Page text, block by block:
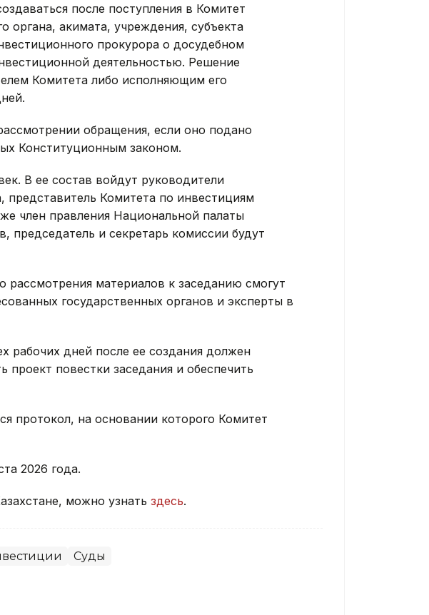
после поступления в Комитет
органа, акимата, учреждения, субъекта
прокурора о досудебном
деятельностью. Решение
Комитета либо исполняющим его
обращения, если оно подано
Конституционным законом.
В ее состав войдут руководители
представитель Комитета по инвестициям
член правления Национальной палаты
председатель и секретарь комиссии будут
рассмотрения материалов к заседанию смогут
государственных органов и эксперты в
рабочих дней после ее создания должен
повестки заседания и обеспечить
протокол, на основании которого Комитет
2026 года.
можно узнать здесь.
Суды